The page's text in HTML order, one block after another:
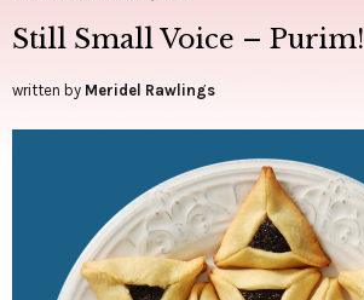
Still Small Voice – Purim!
written by Meridel Rawlings